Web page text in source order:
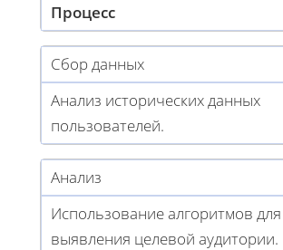
Процесс
Сбор данных
Анализ исторических данных
пользователей.
Анализ
Использование алгоритмов для
выявления целевой аудитории.